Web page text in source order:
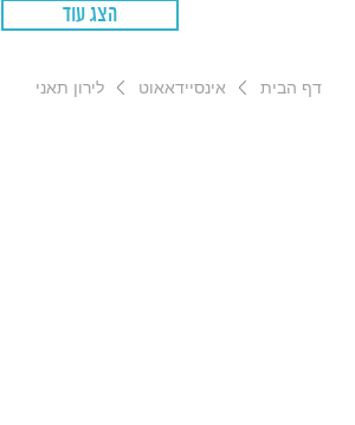
הצג עוד
דף הבית אינסיידאאוט לירון תאני